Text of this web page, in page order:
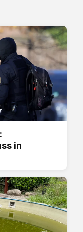
in